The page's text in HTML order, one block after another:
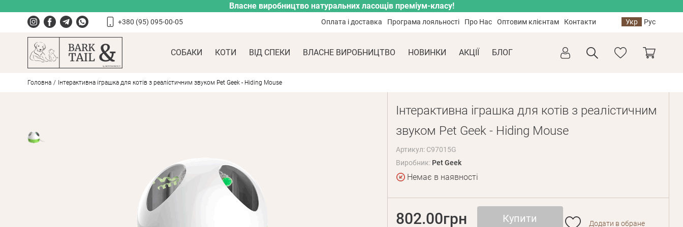
Власне виробництво натуральних ласощів преміум-класу!
+380 (95) 095-00-05 Оплата і доставка Програма лояльності Про Нас Оптовим клієнтам Контакти Укр Рус
СОБАКИ КОТИ ВІД СПЕКИ ВЛАСНЕ ВИРОБНИЦТВО НОВИНКИ АКЦІЇ БЛОГ
Головна Інтерактивна іграшка для котів з реалістичним звуком Pet Geek - Hiding Mouse
Інтерактивна іграшка для котів з реалістичним
звуком Pet Geek - Hiding Mouse
Артикул: C97015G
Виробник: Pet Geek
Немає в наявності
802.00грн Купити Додати в обране